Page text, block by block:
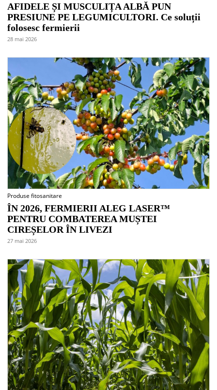
AFIDELE ȘI MUSCULIȚA ALBĂ PUN
PRESIUNE PE LEGUMICULTORI. Ce soluții
folosesc fermierii
28 mai 2026
Produse fitosanitare
ÎN 2026, FERMIERII ALEG LASER™
PENTRU COMBATEREA MUȘTEI
CIREȘELOR ÎN LIVEZI
27 mai 2026